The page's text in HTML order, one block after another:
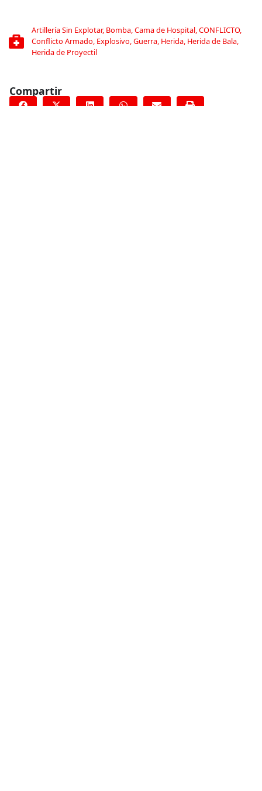
Artillería Sin Explotar, Bomba, Cama de Hospital, CONFLICTO,
Conflicto Armado Explosivo Guerra, Herida, Herida de Bala,
Herida de Proyectil
Compartir